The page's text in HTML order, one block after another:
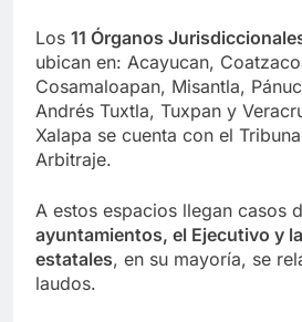
Los 11 Órganos
ubican en: Acayucan,
Cosamaloapan, Misantla,
Andrés Tuxtla, Tuxpan y
Xalapa se cuenta con el
Arbitraje.
A estos espacios llegan casos
ayuntamientos, el Ejecutivo y
estatales, en su mayoría, se
laudos.